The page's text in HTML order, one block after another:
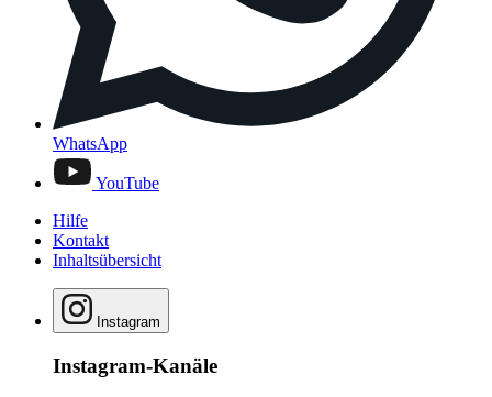
WhatsApp
YouTube
Hilfe
Kontakt
Inhaltsübersicht
Instagram
Instagram-Kanäle